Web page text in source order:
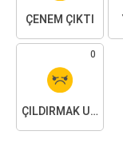
ÇENEM ÇIKTI
0
ÇILDIRMAK